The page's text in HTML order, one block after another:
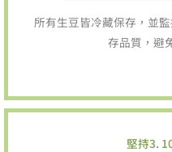
所有生豆皆冷藏保存，並
存品質，避
堅持3.